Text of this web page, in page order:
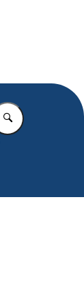
Vul in wat u